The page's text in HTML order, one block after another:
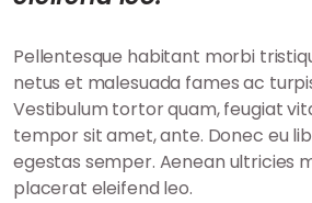
Pellentesque habitant morbi
netus et malesuada fames ac
Vestibulum tortor quam, feugiat
tempor sit amet, ante. Donec eu
egestas semper. Aenean ultricies
placerat eleifend leo.